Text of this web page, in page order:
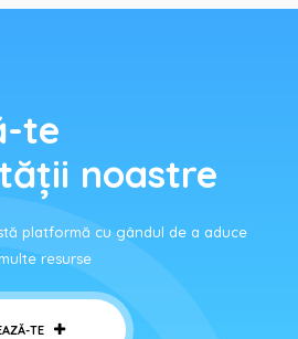
te
noastre
platformă cu gândul de a aduce
resurse
TE